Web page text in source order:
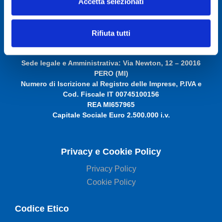
Rifiuta tutti
© Autodis Ovam Group S.p.A.
Autodis Ovam Group S.p.A. a Socio Unico
Sede legale e Amministrativa: Via Newton, 12 – 20016
PERO (MI)
Numero di Iscrizione al Registro delle Imprese, P.IVA e
Cod. Fiscale IT 00745100156
REA MI657965
Capitale Sociale Euro 2.500.000 i.v.
Privacy e Cookie Policy
Privacy Policy
Cookie Policy
Codice Etico